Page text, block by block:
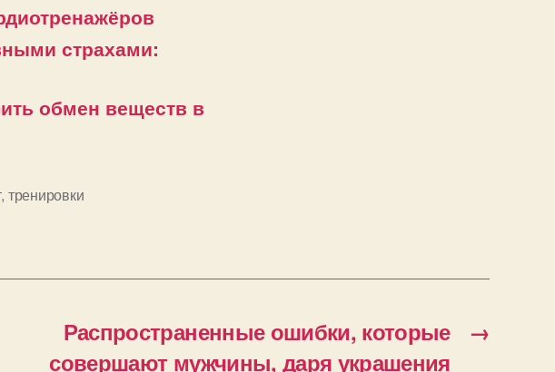
страхами:
обмен веществ в
, тренировки
→
Распространенные ошибки, которые
совершают мужчины, даря украшения